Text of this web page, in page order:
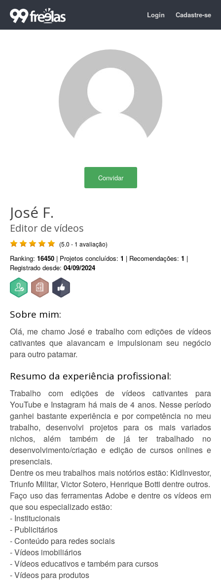
Login Cadastre-se
Convidar
José F.
Editor de vídeos
(5.0 - 1 avaliação)
Ranking: 16450 | Projetos concluídos: 1 | Recomendações: 1 |
Registrado desde: 04/09/2024
Sobre mim:
Olá, me chamo José e trabalho com edições de vídeos
cativantes que alavancam e impulsionam seu negócio
para outro patamar.
Resumo da experiência profissional:
Trabalho com edições de vídeos cativantes para
YouTube e Instagram há mais de 4 anos. Nesse período
ganhei bastante experiência e por competência no meu
trabalho, desenvolvi projetos para os mais variados
nichos, além também de já ter trabalhado no
desenvolvimento/criação e edição de cursos onlines e
presenciais.
Dentre os meu trabalhos mais notórios estão: KidInvestor,
Triunfo Militar, Victor Sotero, Henrique Botti dentre outros.
Faço uso das ferramentas Adobe e dentre os vídeos em
que sou especializado estão:
- Institucionais
- Publicitários
- Conteúdo para redes sociais
- Vídeos imobiliários
- Vídeos educativos e também para cursos
- Vídeos para produtos